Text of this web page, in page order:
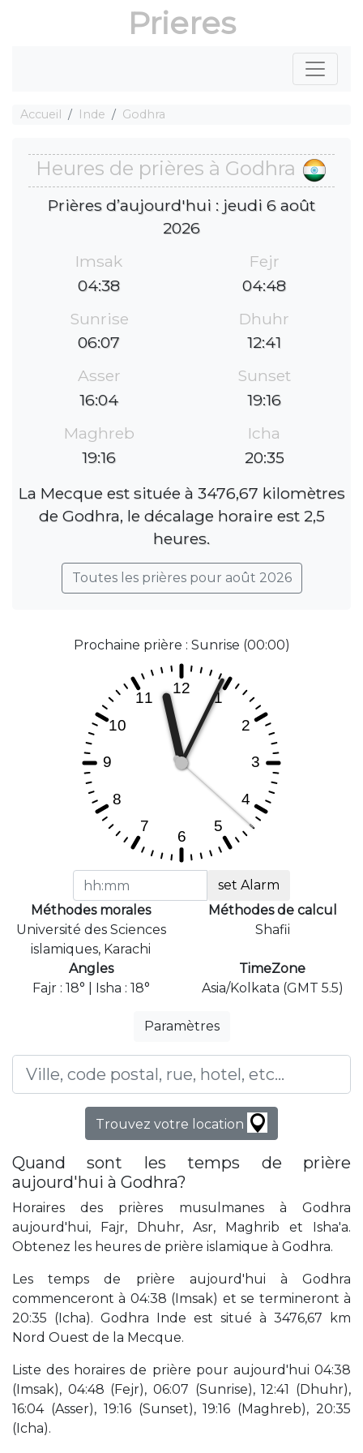
Prieres
Accueil Inde Godhra
Heures de prières à Godhra
Prières d’aujourd'hui : jeudi 6 août
2026
Imsak
04:38
Fejr
04:48
Sunrise
06:07
Dhuhr
12:41
Asser
16:04
Sunset
19:16
Maghreb
19:16
Icha
20:35
La Mecque est située à 3476,67 kilomètres
de Godhra, le décalage horaire est 2,5
heures.
Toutes les prières pour août 2026
Prochaine prière : Sunrise (00:00)
set Alarm
Méthodes morales
Université des Sciences
islamiques, Karachi
Méthodes de calcul
Shafii
Angles
Fajr : 18° | Isha : 18°
TimeZone
Asia/Kolkata (GMT 5.5)
Paramètres
Trouvez votre location
Quand sont les temps de prière
aujourd'hui à Godhra?
Horaires des prières musulmanes à Godhra
aujourd'hui, Fajr, Dhuhr, Asr, Maghrib et Isha'a.
Obtenez les heures de prière islamique à Godhra.
Les temps de prière aujourd'hui à Godhra
commenceront à 04:38 (Imsak) et se termineront à
20:35 (Icha). Godhra Inde est situé à 3476,67 km
Nord Ouest de la Mecque.
Liste des horaires de prière pour aujourd'hui 04:38
(Imsak), 04:48 (Fejr), 06:07 (Sunrise), 12:41 (Dhuhr),
16:04 (Asser), 19:16 (Sunset), 19:16 (Maghreb), 20:35
(Icha).